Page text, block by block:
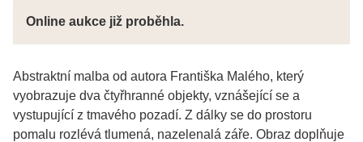
Online aukce již proběhla.
Abstraktní malba od autora Františka Malého, který
vyobrazuje dva čtyřhranné objekty, vznášející se a
vystupující z tmavého pozadí. Z dálky se do prostoru
pomalu rozlévá tlumená, nazelenalá záře. Obraz doplňuje